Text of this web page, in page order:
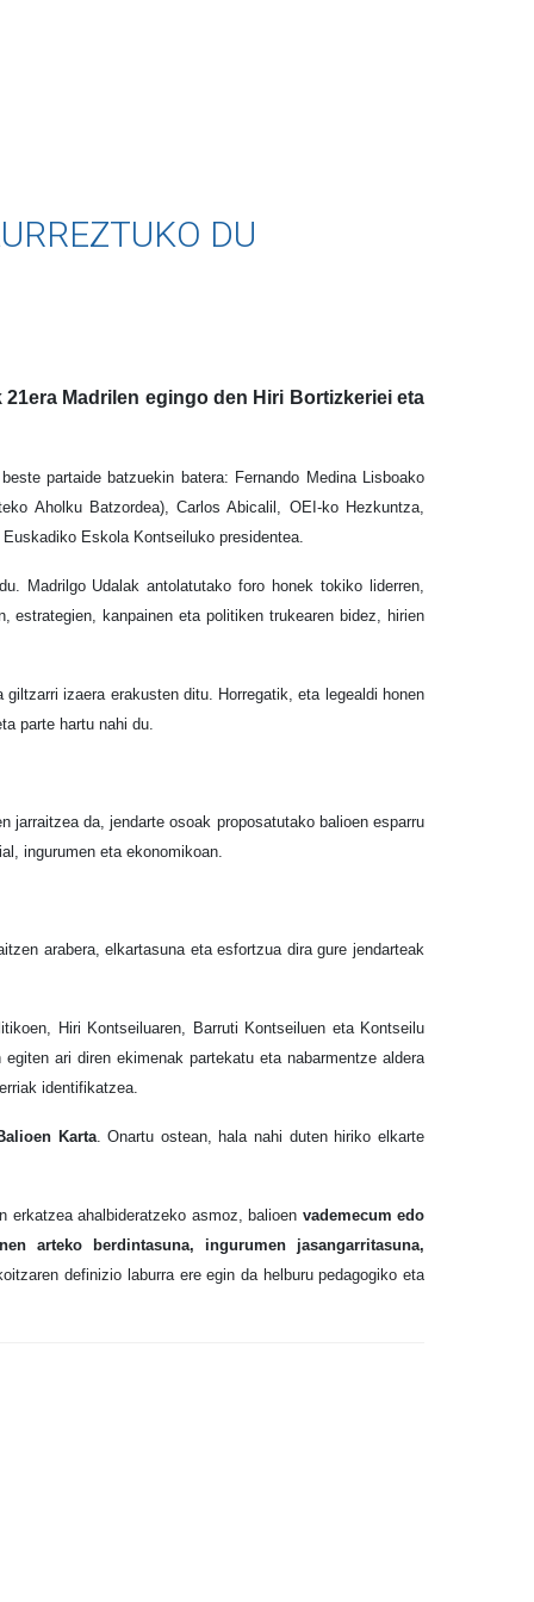
DU
Madrilen egingo den Hiri Bortizkeriei eta
partaide batzuekin batera: Fernando Medina Lisboako
Aholku Batzordea), Carlos Abicalil, OEI-ko Hezkuntza,
Eskola Kontseiluko presidentea.
Madrilgo Udalak antolatutako foro honek tokiko liderren,
estrategien, kanpainen eta politiken trukearen bidez, hirien
izaera erakusten ditu. Horregatik, eta legealdi honen
parte hartu nahi du.
jarraitzea da, jendarte osoak proposatutako balioen esparru
ingurumen eta ekonomikoan.
arabera, elkartasuna eta esfortzua dira gure jendarteak
Hiri Kontseiluaren, Barruti Kontseiluen eta Kontseilu
ari diren ekimenak partekatu eta nabarmentze aldera
identifikatzea.
Karta. Onartu ostean, hala nahi duten hiriko elkarte
erkatzea ahalbideratzeko asmoz, balioen vademecum edo
arteko berdintasuna, ingurumen jasangarritasuna,
definizio laburra ere egin da helburu pedagogiko eta